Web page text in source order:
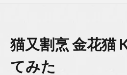
猫又割烹 金花猫
てみた